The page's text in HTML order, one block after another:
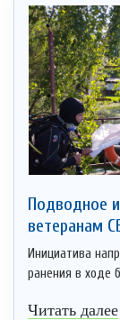
Подводное
ветеранам
Инициатива
ранения в ходе
Читать далее